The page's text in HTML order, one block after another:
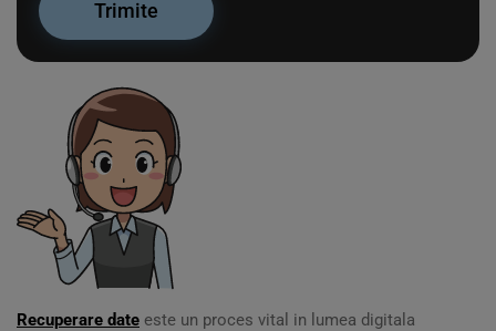
Recuperare date este un proces vital in lumea digitala